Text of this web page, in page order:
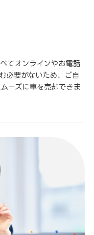
てオンラインやお電話
必要がないため、ご自
ーズに車を売却できま